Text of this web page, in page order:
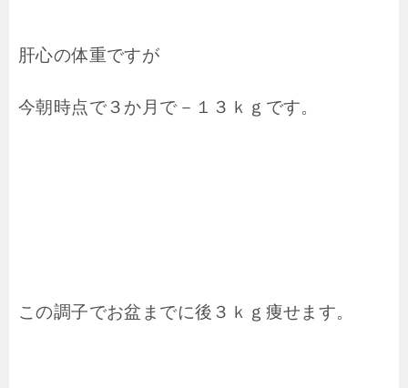
肝心の体重ですが
今朝時点で３か月で－１３ｋｇです。
この調子でお盆までに後３ｋｇ痩せます。